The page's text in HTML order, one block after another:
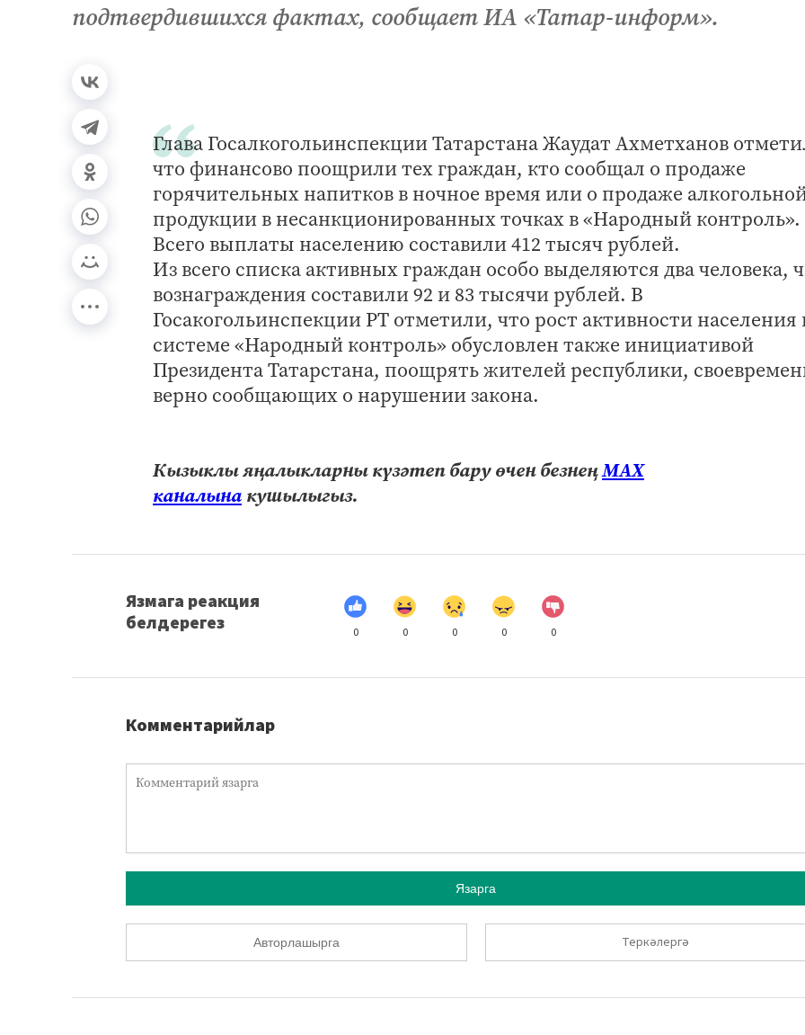
подтвердившихся фактах, сообщает ИА «Татар-информ».
Глава Госалкогольинспекции Татарстана Жаудат Ахметханов
что финансово поощрили тех граждан, кто сообщал о продаже
горячительных напитков в ночное время или о продаже
продукции в несанкционированных точках в «Народный контроль».
Всего выплаты населению составили 412 тысяч рублей.
Из всего списка активных граждан особо выделяются два человека,
вознаграждения составили 92 и 83 тысячи рублей. В
Госакогольинспекции РТ отметили, что рост активности населения
системе «Народный контроль» обусловлен также инициативой
Президента Татарстана, поощрять жителей республики,
верно сообщающих о нарушении закона.
Кызыклы яңалыкларны күзәтеп бару өчен безнеңМАХ
каналына кушылыгыз.
Язмага реакция
белдерегез
0 0 0 0 0
Комментарийлар
Язарга
Авторлашырга Теркәлергә